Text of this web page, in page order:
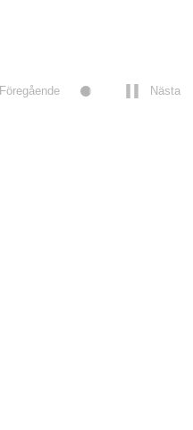
Föregående
Nästa